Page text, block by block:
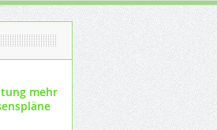
mehr